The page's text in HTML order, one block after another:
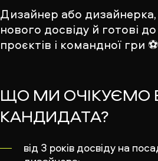
Дизайнер або дизайнерка,
нового досвіду й готові
проєктів і командної гри ⚽️
ЩО МИ ОЧІКУЄМО
КАНДИДАТА?
від 3 років досвіду на